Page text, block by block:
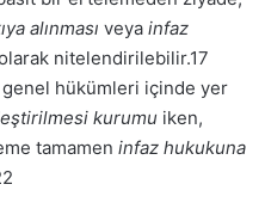
alınması veya infaz
nitelendirilebilir.17
hükümleri içinde yer
kurumu iken,
tamamen infaz hukukuna